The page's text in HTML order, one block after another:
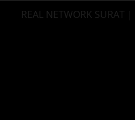
REAL NETWORK SURAT |